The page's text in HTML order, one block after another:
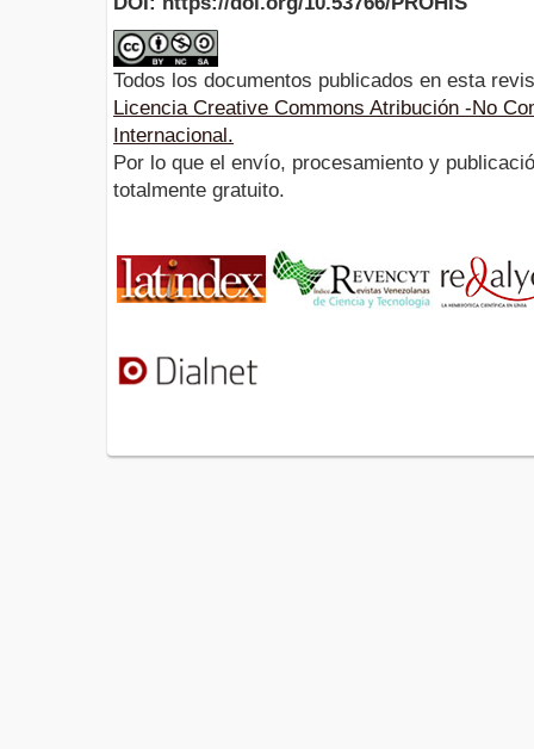
Todos los documentos publicados en esta
Licencia Creative Commons Atribución -No
Internacional.
Por lo que el envío, procesamiento y
totalmente gratuito.